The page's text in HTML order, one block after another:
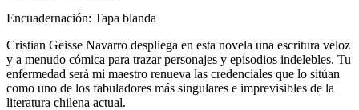
Encuadernación: Tapa blanda
Cristian Geisse Navarro despliega en esta novela una escritura veloz
y a menudo cómica para trazar personajes y episodios indelebles. Tu
enfermedad será mi maestro renueva las credenciales que lo sitúan
como uno de los fabuladores más singulares e imprevisibles de la
literatura chilena actual.